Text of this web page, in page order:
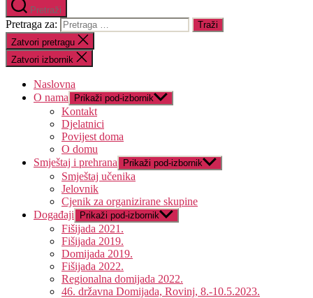
Pretraži
Pretraga za:
Zatvori pretragu
Zatvori izbornik
Naslovna
O nama
Prikaži pod-izbornik
Kontakt
Djelatnici
Povijest doma
O domu
Smještaj i prehrana
Prikaži pod-izbornik
Smještaj učenika
Jelovnik
Cjenik za organizirane skupine
Događaji
Prikaži pod-izbornik
Fišijada 2021.
Fišijada 2019.
Domijada 2019.
Fišijada 2022.
Regionalna domijada 2022.
46. državna Domijada, Rovinj, 8.-10.5.2023.